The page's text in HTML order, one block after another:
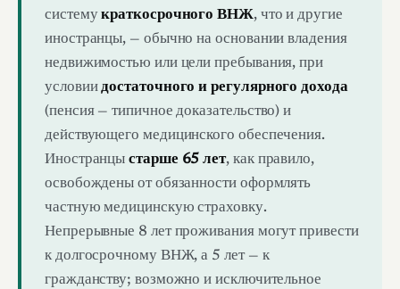
системукраткосрочного ВНЖ, что и другие
иностранцы, — обычно на основании владения
недвижимостью или цели пребывания, при
условиидостаточного и регулярного дохода
(пенсия — типичное доказательство) и
действующего медицинского обеспечения.
Иностранцыстарше 65 лет, как правило,
освобождены от обязанности оформлять
частную медицинскую страховку.
Непрерывные 8 лет проживания могут привести
к долгосрочному ВНЖ, а 5 лет — к
гражданству; возможно и исключительное